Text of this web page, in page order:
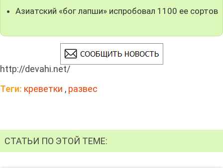
Азиатский «бог лапши» испробовал 1100 ее сортов
http://devahi.net/
Теги: креветки , развес
СТАТЬИ ПО ЭТОЙ ТЕМЕ: